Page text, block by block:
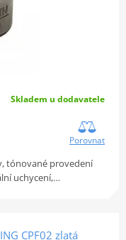
Skladem u dodavatele
Porovnat
tónované provedení
uchycení,…
CPF02 zlatá